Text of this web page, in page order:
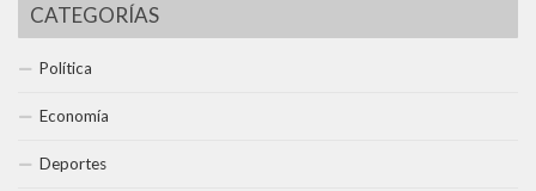
CATEGORÍAS
Política
Economía
Deportes